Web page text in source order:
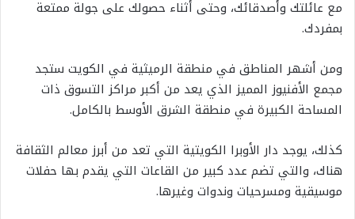
مع عائلتك وأصدقائك، وحتى أثناء حصولك على جولة ممتعة
بمفردك.
ومن أشهر المناطق في منطقة الرميثية في الكويت ستجد
مجمع الأفنيوز المميز الذي يعد من أكبر مراكز التسوق ذات
المساحة الكبيرة في منطقة الشرق الأوسط بالكامل.
كذلك، يوجد دار الأوبرا الكويتية التي تعد من أبرز معالم الثقافة
هناك، والتي تضم عدد كبير من القاعات التي يقدم بها حفلات
موسيقية ومسرحيات وندوات وغيرها.